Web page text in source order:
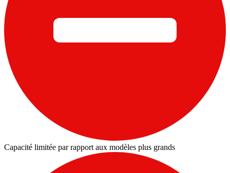
Capacité limitée par rapport aux modèles plus grands